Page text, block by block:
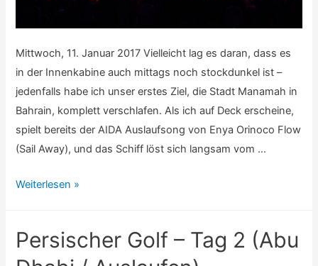
Mittwoch, 11. Januar 2017 Vielleicht lag es daran, dass es
in der Innenkabine auch mittags noch stockdunkel ist –
jedenfalls habe ich unser erstes Ziel, die Stadt Manamah in
Bahrain, komplett verschlafen. Als ich auf Deck erscheine,
spielt bereits der AIDA Auslaufsong von Enya Orinoco Flow
(Sail Away), und das Schiff löst sich langsam vom …
Persischer
Tag
3
Weiterlesen »
Persischer Golf – Tag 2 (Abu